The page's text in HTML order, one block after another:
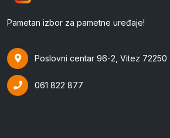
Pametan izbor za pametne uređaje!
Poslovni centar 96-2, Vitez 72250
061 822 877